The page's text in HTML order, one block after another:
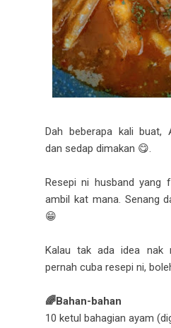
Dah beberapa kali buat,
dan sedap dimakan 😋.
Resepi ni husband yang
ambil kat mana. Senang
😁
Kalau tak ada idea nak
pernah cuba resepi ni,
🌈Bahan-bahan
10 ketul bahagian ayam